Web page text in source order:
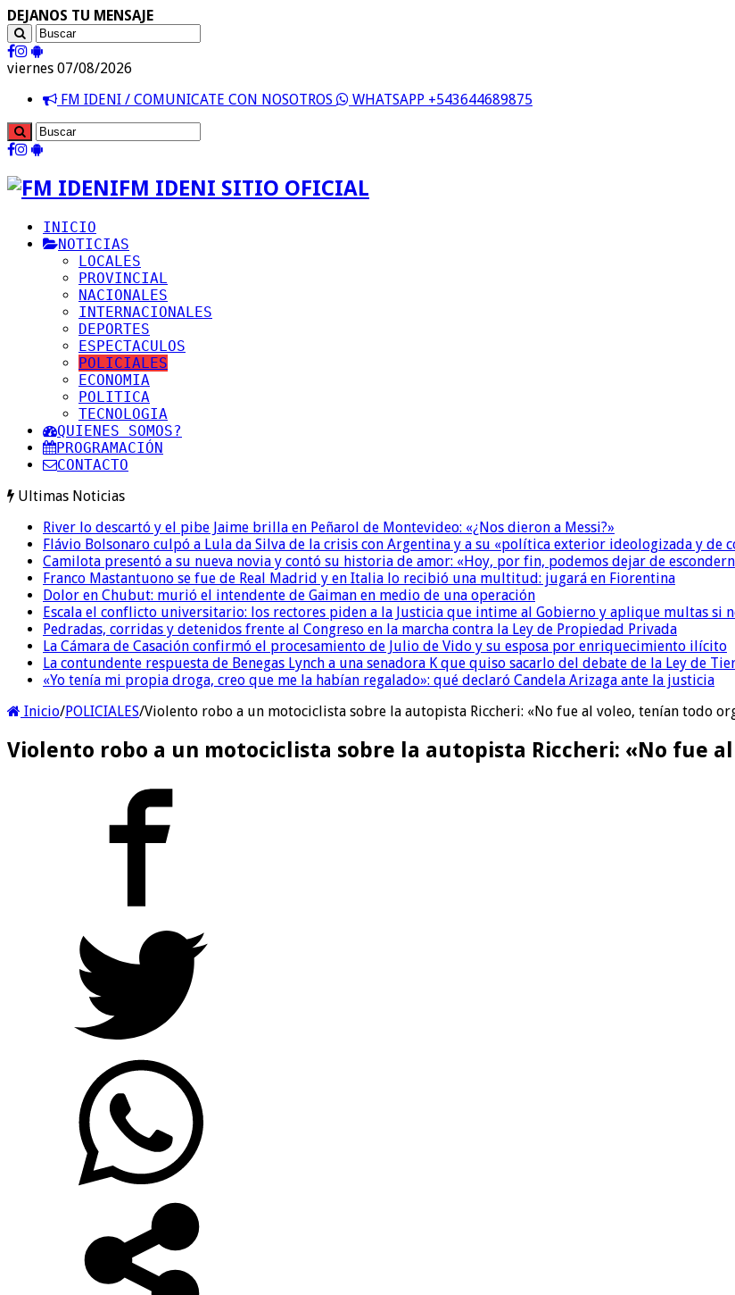
DEJANOS TU MENSAJE
viernes 07/08/2026
FM IDENI / COMUNICATE CON NOSOTROS
WHATSAPP +543644689875
FM IDENI SITIO OFICIAL
INICIO
NOTICIAS
LOCALES
PROVINCIAL
NACIONALES
INTERNACIONALES
DEPORTES
ESPECTACULOS
POLICIALES
ECONOMIA
POLITICA
TECNOLOGIA
QUIENES SOMOS?
PROGRAMACIÓN
CONTACTO
Ultimas Noticias
River lo descartó y el pibe Jaime brilla en Peñarol de Montevideo: «¿Nos dieron a Messi?»
Flávio Bolsonaro culpó a Lula da Silva de la crisis con Argentina y a su «política exterior ideologizada y de
Camilota presentó a su nueva novia y contó su historia de amor: «Hoy, por fin, podemos dejar de
Franco Mastantuono se fue de Real Madrid y en Italia lo recibió una multitud: jugará en Fiorentina
Dolor en Chubut: murió el intendente de Gaiman en medio de una operación
Escala el conflicto universitario: los rectores piden a la Justicia que intime al Gobierno y aplique multas si
Pedradas, corridas y detenidos frente al Congreso en la marcha contra la Ley de Propiedad Privada
La Cámara de Casación confirmó el procesamiento de Julio de Vido y su esposa por enriquecimiento ilícito
La contundente respuesta de Benegas Lynch a una senadora K que quiso sacarlo del debate de la Ley de
«Yo tenía mi propia droga, creo que me la habían regalado»: qué declaró Candela Arizaga ante la justicia
Inicio/POLICIALES/Violento robo a un motociclista sobre la autopista Riccheri: «No fue al voleo, tenían todo
Violento robo a un motociclista sobre la autopista Riccheri: «No fue